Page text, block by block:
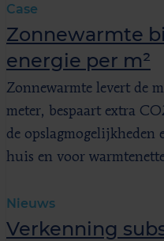
Case
Zonnewarmte
energie per m²
Zonnewarmte levert de
meter, bespaart extra
de opslagmogelijkheden
huis en voor
Nieuws
Verkenning